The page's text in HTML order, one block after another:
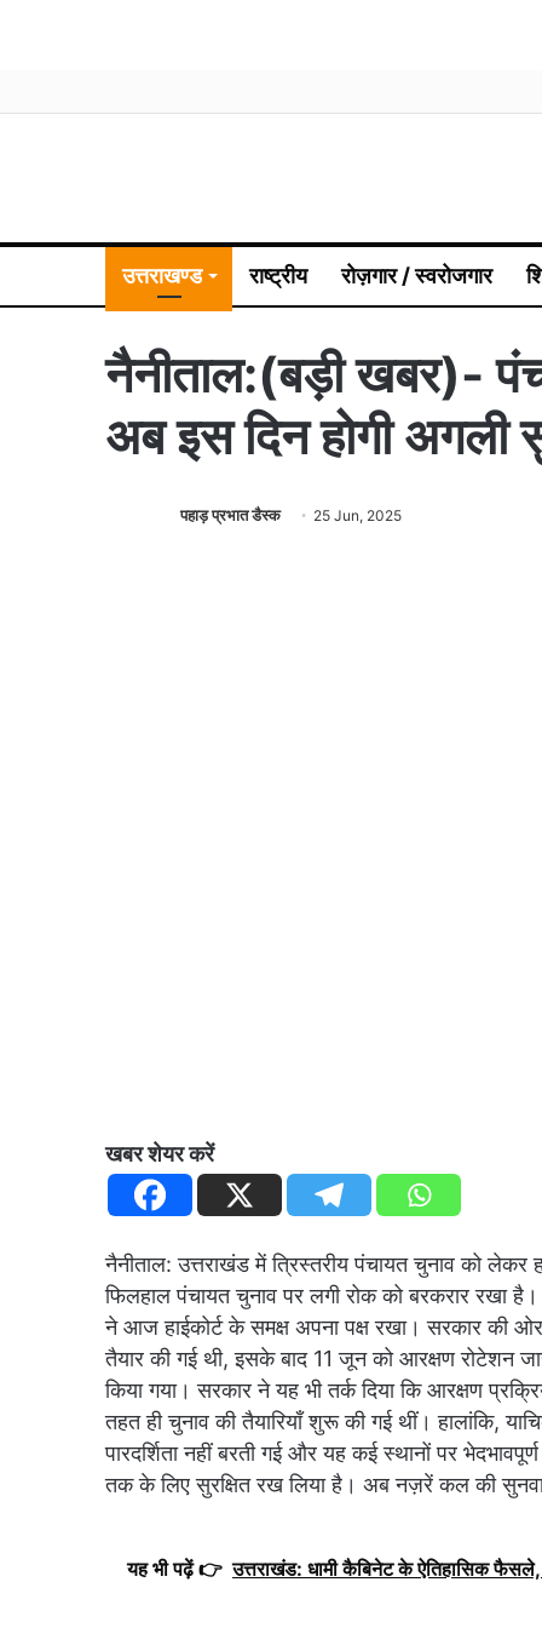
उत्तराखण्ड राष्ट्रीय रोज़गार / स्वरोजगार
नैनीताल:(बड़ी खबर)-
अब इस दिन होगी अगली
पहाड़ प्रभात डैस्क 25 Jun, 2025
खबर शेयर करें
नैनीताल: उत्तराखंड में त्रिस्तरीय पंचायत चुनाव को लेकर
फिलहाल पंचायत चुनाव पर लगी रोक को बरकरार रखा
ने आज हाईकोर्ट के समक्ष अपना पक्ष रखा। सरकार की
तैयार की गई थी, इसके बाद 11 जून को आरक्षण रोटेशन
किया गया। सरकार ने यह भी तर्क दिया कि आरक्षण
तहत ही चुनाव की तैयारियाँ शुरू की गई थीं। हालांकि,
पारदर्शिता नहीं बरती गई और यह कई स्थानों पर
तक के लिए सुरक्षित रख लिया है। अब नज़रें कल की
यह भी पढ़ें 👉 उत्तराखंड: धामी कैबिनेट के ऐतिहासिक फैसले,